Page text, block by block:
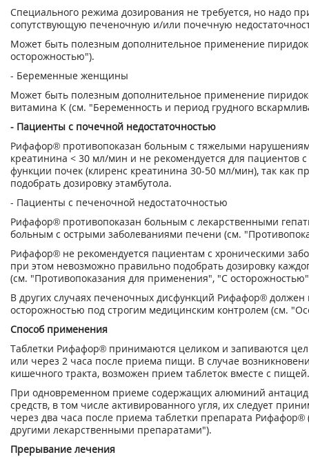
Специального режима дозирования не требуется, но надо
сопутствующую печеночную и/или почечную
Может быть полезным дополнительное применение
осторожностью").
- Беременные женщины
Может быть полезным дополнительное применение
витамина К (см. "Беременность и период грудного
- Пациенты с почечной недостаточностью
Рифафор® противопоказан больным с тяжелыми
креатинина < 30 мл/мин и не рекомендуется для
функции почек (клиренс креатинина 30-50 мл/мин), так как
подобрать дозировку этамбутола.
- Пациенты с печеночной недостаточностью
Рифафор® противопоказан больным с лекарственными
больным с острыми заболеваниями печени (см.
Рифафор® не рекомендуется пациентам с хроническими
при этом невозможно правильно подобрать дозировку
(см. "Противопоказания для применения", "С
В других случаях печеночных дисфункций Рифафор® должен
осторожностью под строгим медицинским контролем (см.
Способ применения
Таблетки Рифафор® принимаются целиком и запиваются
или через 2 часа после приема пищи. В случае
кишечного тракта, возможен прием таблеток вместе с пищей.
При одновременном приеме содержащих алюминий
средств, в том числе активированного угля, их следует
через два часа после приема таблетки препарата Рифафор®
другими лекарственными препаратами").
Прерывание лечения